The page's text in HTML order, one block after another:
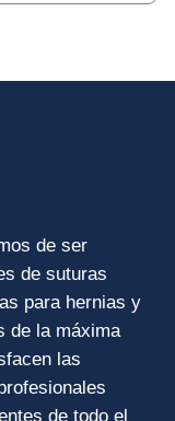
de ser
de suturas
para hernias y
de la máxima
las
de todo el